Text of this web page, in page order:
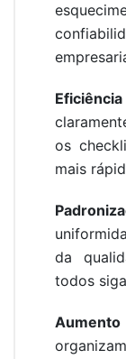
os
mais
da
todos